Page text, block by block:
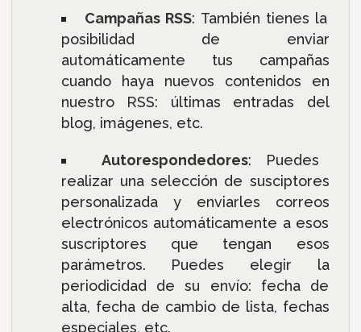
Campañas RSS: También tienes la
posibilidad de enviar
automáticamente tus campañas
cuando haya nuevos contenidos en
nuestro RSS: últimas entradas del
blog, imágenes, etc.
Autorespondedores: Puedes
realizar una selección de susciptores
personalizada y enviarles correos
electrónicos automáticamente a esos
suscriptores que tengan esos
parámetros. Puedes elegir la
periodicidad de su envío: fecha de
alta, fecha de cambio de lista, fechas
especiales, etc.